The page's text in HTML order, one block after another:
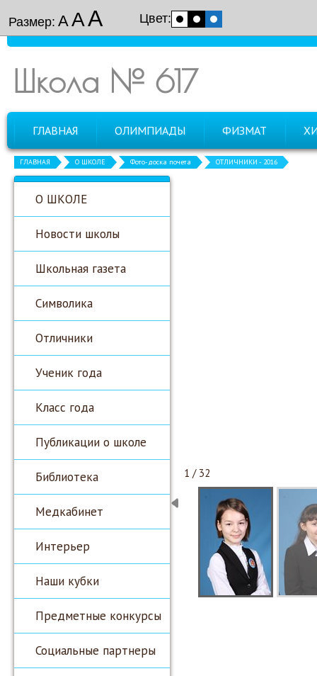
Размер: ААА Цвет:
Школа № 617
ГЛАВНАЯ ОЛИМПИАДЫ ФИЗМАТ
ГЛАВНАЯ О ШКОЛЕ Фото-доска почета ОТЛИЧНИКИ - 2016
О ШКОЛЕ
Новости школы
Школьная газета
Символика
Отличники
Ученик года
Класс года
Публикации о школе
Библиотека
Медкабинет
Интерьер
Наши кубки
Предметные конкурсы
Социальные партнеры
1 / 32